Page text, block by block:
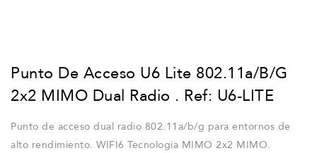
Punto De Acceso U6 Lite 802.11a/b/g
2x2 MIMO Dual Radio . Ref: U6-LITE
Punto de acceso dual radio 802.11a/b/g para entornos de
alto rendimiento. WIFI6 Tecnologia MIMO 2x2 MIMO.